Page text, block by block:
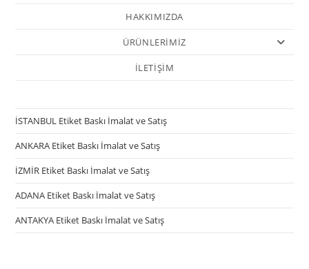
HAKKIMIZDA
ÜRÜNLERİMİZ
İLETİŞİM
İSTANBUL Etiket Baskı İmalat ve Satış
ANKARA Etiket Baskı İmalat ve Satış
İZMİR Etiket Baskı İmalat ve Satış
ADANA Etiket Baskı İmalat ve Satış
ANTAKYA Etiket Baskı İmalat ve Satış